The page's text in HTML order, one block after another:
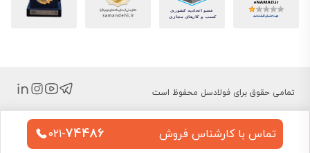
تمامی حقوق برای فولادسل محفوظ است
تماس با کارشناس فروش 021-74486